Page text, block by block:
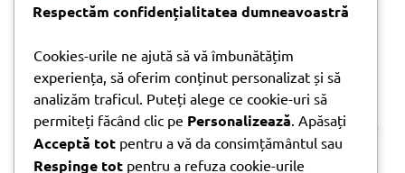
Noutăți
ARTICOLE RECENTE
Parchet laminat sau SPC? Diferențele care contează
Materiale pentru zidărie – avantajele fiecărei soluții
și când se folosesc
Respectăm confidențialitatea dumneavoastră
Cookies-urile ne ajută să vă îmbunătățim
experiența, să oferim conținut personalizat și să
analizăm traficul. Puteți alege ce cookie-uri să
permiteți făcând clic pe Personalizează . Apăsați
Acceptă tot pentru a vă da consimțământul sau
Respinge tot pentru a refuza cookie-urile